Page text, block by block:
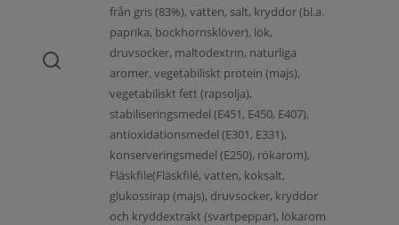
från gris (83%), vatten, salt, kryddor (bl.a.
paprika, bockhornsklöver), lök,
druvsocker, maltodextrin, naturliga
aromer, vegetabiliskt protein (majs),
vegetabiliskt fett (rapsolja),
stabiliseringsmedel (E451, E450, E407),
antioxidationsmedel (E301, E331),
konserveringsmedel (E250), rökarom),
Fläskfile(Fläskfilé, vatten, koksalt,
glukossirap (majs), druvsocker, kryddor
och kryddextrakt (svartpeppar), lökarom